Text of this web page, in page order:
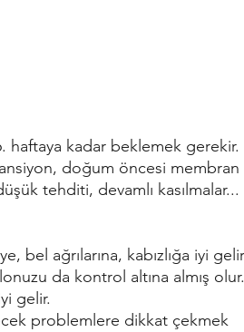
haftaya kadar beklemek gerekir.
doğum öncesi membran
tehditi, devamlı kasılmalar...
da kontrol altına almış olur.
gelir.
problemlere dikkat çekmek